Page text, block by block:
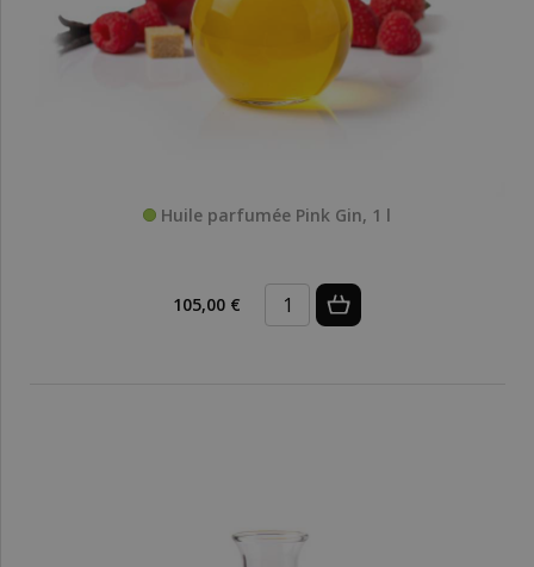
Huile parfumée Pink Gin, 1 l
105,00 €